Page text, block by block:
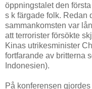
öppningstalet den
s k färgade folk. Redan
sammankomsten var
att terrorister försökte
Kinas utrikesminister
fortfarande av britterna
Indonesien).
På konferensen